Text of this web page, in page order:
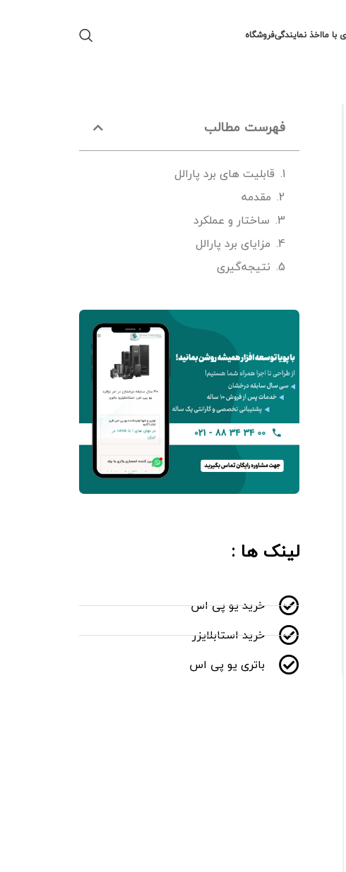
با مااخذ نمایندگیفروشگاه
فهرست مطالب
قابلیت های برد پارالل
مقدمه
ساختار و عملکرد
مزایای برد پارالل
نتیجه‌گیری
لینک ها :
خرید یو پی اس
خرید استابلایزر
باتری یو پی اس